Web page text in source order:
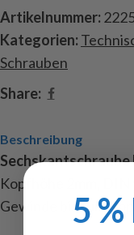
Artikelnummer:
Kategorien:
Schrauben
Share:
Beschreibung
Kopfhöhe 2mm, DIN
Gewinde bis zum
5